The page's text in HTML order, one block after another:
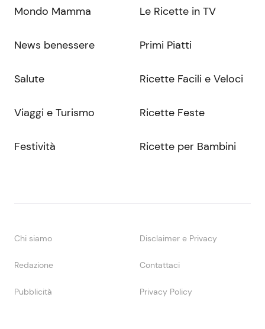
Mondo Mamma
News benessere
Salute
Viaggi e Turismo
Festività
Le Ricette in TV
Primi Piatti
Ricette Facili e Veloci
Ricette Feste
Ricette per Bambini
Chi siamo Disclaimer e Privacy
Redazione Contattaci
Pubblicità Privacy Policy